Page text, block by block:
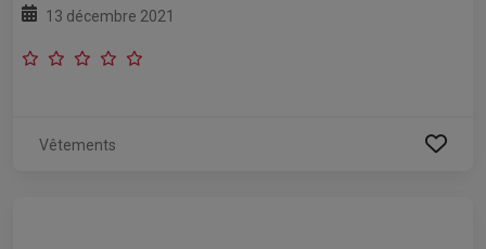
13 décembre 2021
Vêtements